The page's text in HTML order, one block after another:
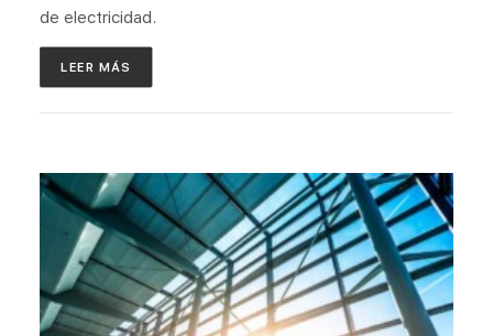
de electricidad.
LEER MÁS